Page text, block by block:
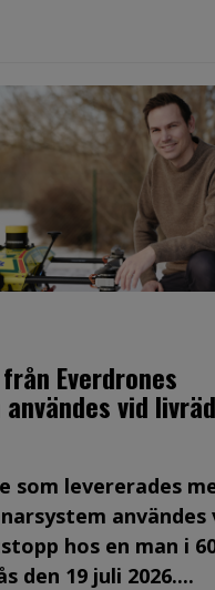
Everdrones
vid
som levererades
hos en man i
den 19 juli 2026....